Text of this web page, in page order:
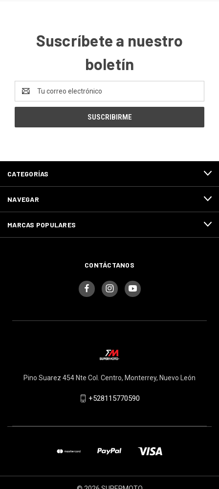
Suscríbete a nuestro
boletín
de
correo
CATEGORÍAS
NAVEGAR
MARCAS POPULARES
CONTÁCTANOS
Pino Suarez 454 Nte Col. Centro, Monterrey, Nuevo León
+528115770590